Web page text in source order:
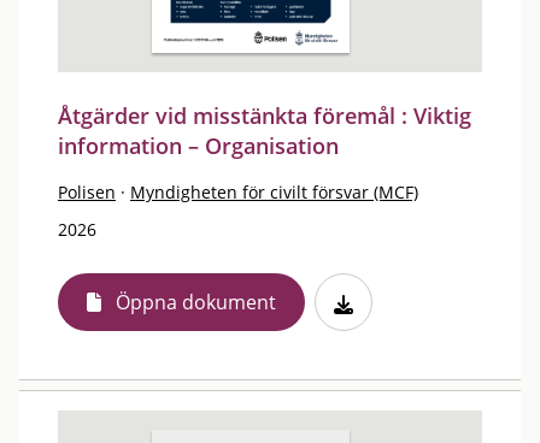
Åtgärder vid misstänkta föremål : Viktig
information – Organisation
Polisen · Myndigheten för civilt försvar (MCF)
2026
Öppna dokument